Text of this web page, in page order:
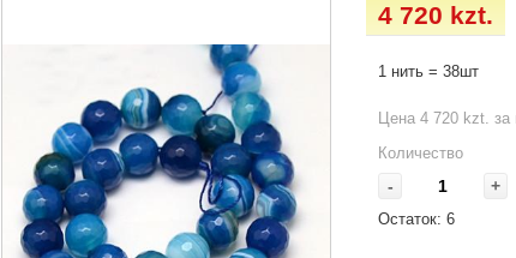
4 720 kzt.
1 нить = 38шт
Цена 4 720 kzt. за
Количество
- +
Остаток:6